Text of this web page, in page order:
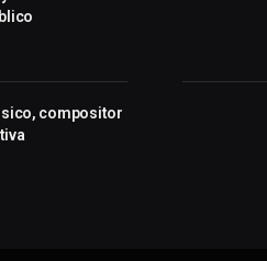
compositor